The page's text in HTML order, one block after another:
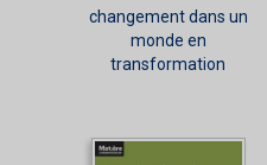
changement dans un
monde en
transformation